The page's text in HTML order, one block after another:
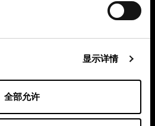
显示详情
全部允许